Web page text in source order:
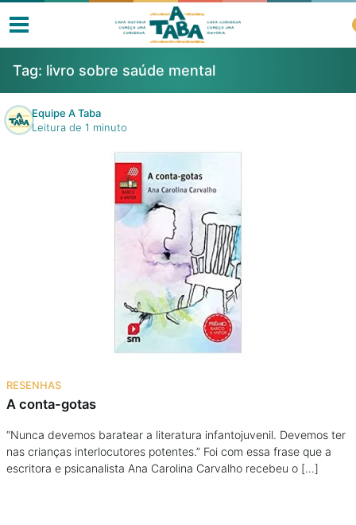
Livros
Clube de Leitores
Na família
Colunas
Tag: livro sobre saúde mental
Equipe A Taba
Leitura de 1 minuto
RESENHAS
A conta-gotas
“Nunca devemos baratear a literatura infantojuvenil. Devemos ter
nas crianças interlocutores potentes.” Foi com essa frase que a
escritora e psicanalista Ana Carolina Carvalho recebeu o […]